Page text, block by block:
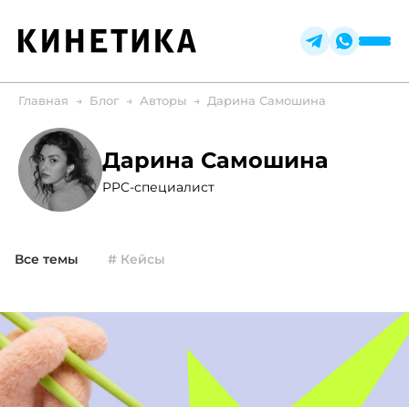
Главная Блог Авторы Дарина Самошина
Дарина Самошина
PPC-специалист
Все темы # Кейсы